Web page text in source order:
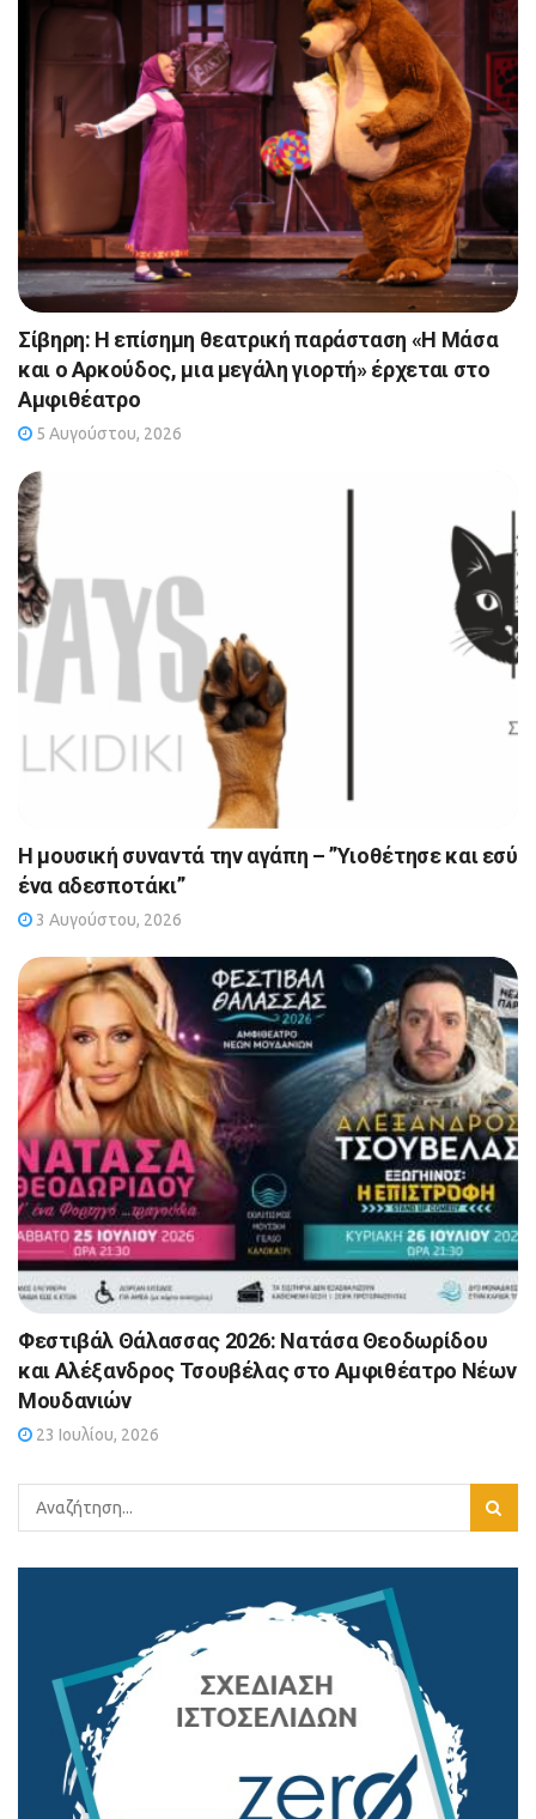
Σίβηρη: Η επίσημη θεατρική παράσταση «Η Μάσα
και ο Αρκούδος, μια μεγάλη γιορτή» έρχεται στο
Αμφιθέατρο
5 Αυγούστου, 2026
Η μουσική συναντά την αγάπη – ”Υιοθέτησε και εσύ
ένα αδεσποτάκι”
3 Αυγούστου, 2026
Φεστιβάλ Θάλασσας 2026: Νατάσα Θεοδωρίδου
και Αλέξανδρος Τσουβέλας στο Αμφιθέατρο Νέων
Μουδανιών
23 Ιουλίου, 2026